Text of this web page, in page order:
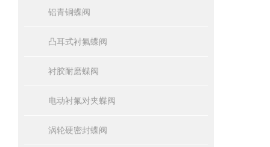
铝青铜蝶阀
凸耳式衬氟蝶阀
衬胶耐磨蝶阀
电动衬氟对夹蝶阀
涡轮硬密封蝶阀